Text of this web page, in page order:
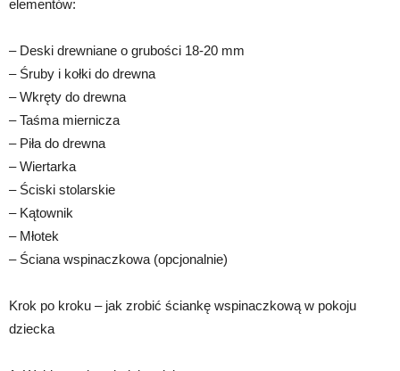
elementów:
– Deski drewniane o grubości 18-20 mm
– Śruby i kołki do drewna
– Wkręty do drewna
– Taśma miernicza
– Piła do drewna
– Wiertarka
– Ściski stolarskie
– Kątownik
– Młotek
– Ściana wspinaczkowa (opcjonalnie)
Krok po kroku – jak zrobić ściankę wspinaczkową w pokoju
dziecka